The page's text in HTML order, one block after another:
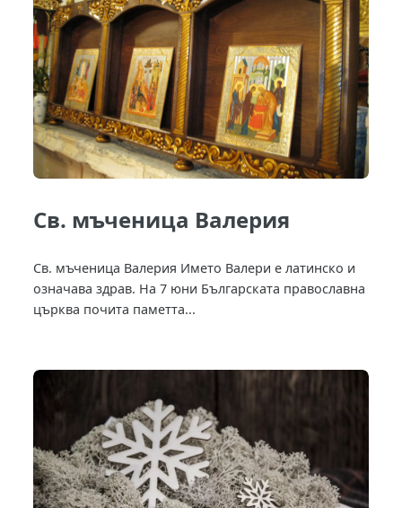
Св. мъченица Валерия
Св. мъченица Валерия Името Валери е латинско и
означава здрав. На 7 юни Българската православна
църква почита паметта...